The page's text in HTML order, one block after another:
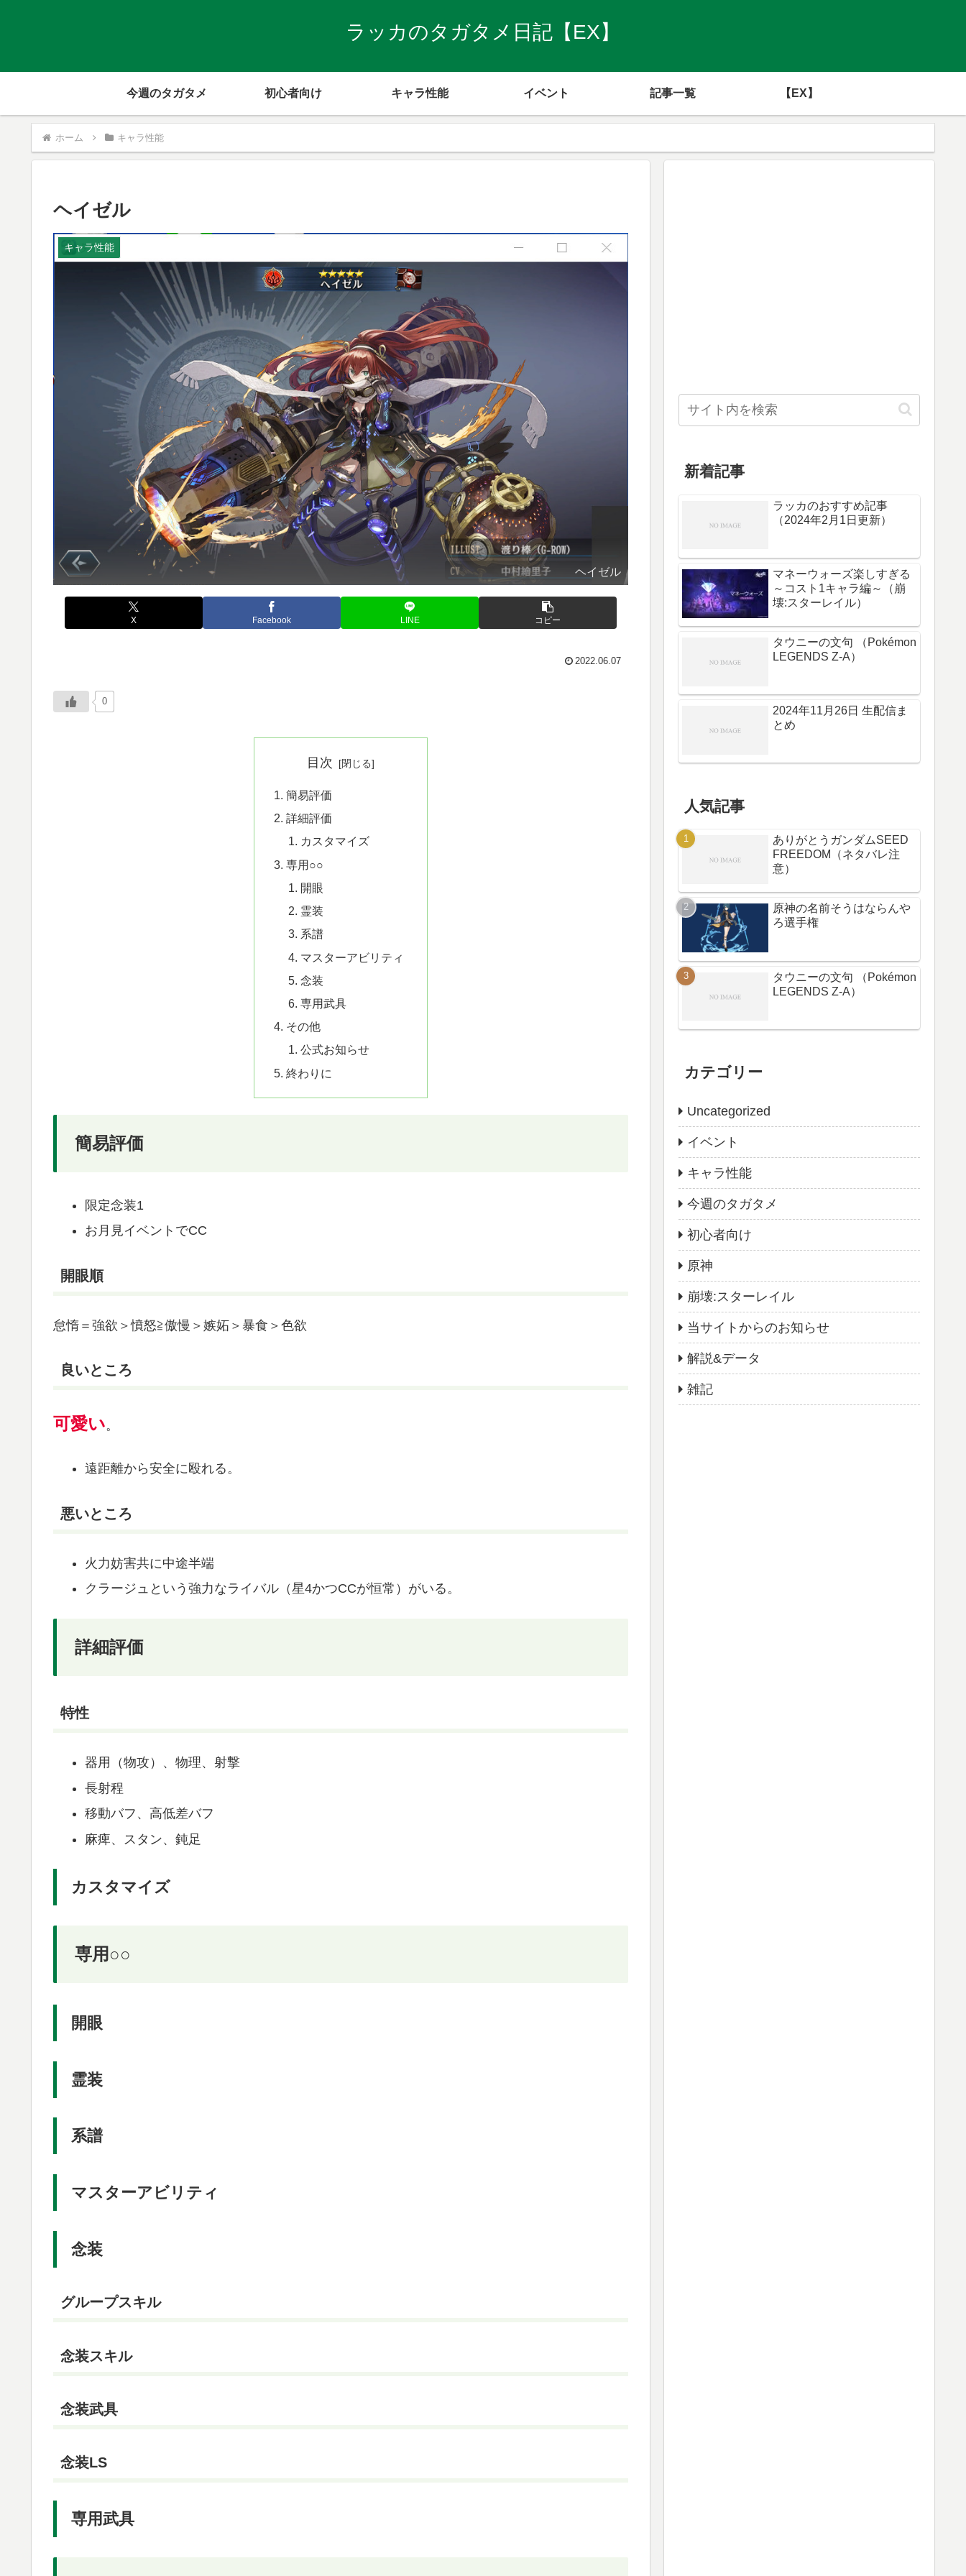
ラッカのタガタメ日記【EX】
今週のタガタメ 初心者向け キャラ性能 イベント 記事一覧 【EX】
ホーム キャラ性能
ヘイゼル
キャラ性能
ヘイゼル
X Facebook LINE コピー
2022.06.07
0
目次
簡易評価
詳細評価
カスタマイズ
専用○○
開眼
霊装
系譜
マスターアビリティ
念装
専用武具
その他
公式お知らせ
終わりに
簡易評価
限定念装1
お月見イベントでCC
開眼順
怠惰＝強欲＞憤怒≧傲慢＞嫉妬＞暴食＞色欲
良いところ
可愛い。
遠距離から安全に殴れる。
悪いところ
火力妨害共に中途半端
クラージュという強力なライバル（星4かつCCが恒常）がいる。
詳細評価
特性
器用（物攻）、物理、射撃
長射程
移動バフ、高低差バフ
麻痺、スタン、鈍足
カスタマイズ
専用○○
開眼
霊装
系譜
マスターアビリティ
念装
グループスキル
念装スキル
念装武具
念装LS
専用武具
新着記事
ラッカのおすすめ記事
（2024年2月1日更新）
マネーウォーズ楽しすぎる
～コスト1キャラ編～（崩
壊:スターレイル）
タウニーの文句 （Pokémon
LEGENDS Z-A）
2024年11月26日 生配信ま
とめ
人気記事
ありがとうガンダムSEED
FREEDOM（ネタバレ注
意）
原神の名前そうはならんや
ろ選手権
タウニーの文句 （Pokémon
LEGENDS Z-A）
カテゴリー
Uncategorized
イベント
キャラ性能
今週のタガタメ
初心者向け
原神
崩壊:スターレイル
当サイトからのお知らせ
解説&データ
雑記